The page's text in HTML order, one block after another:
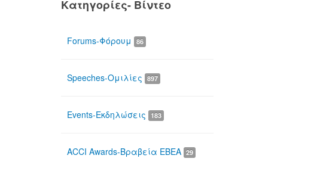
Κατηγορίες- Βίντεο
Forums-Φόρουμ 86
Speeches-Ομιλίες 897
Events-Εκδηλώσεις 183
ACCI Awards-Βραβεία ΕΒΕΑ 29